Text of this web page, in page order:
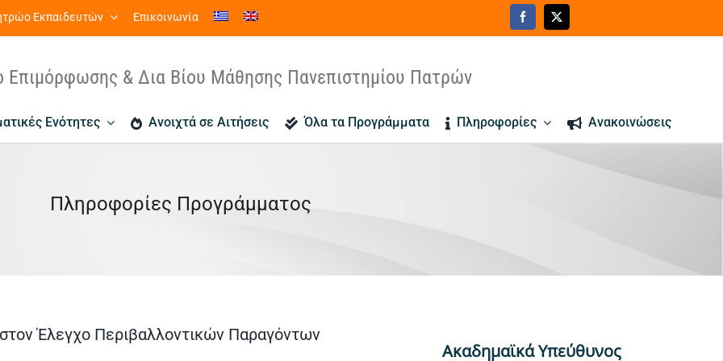
Εκπαιδευτών Επικοινωνία
Επιμόρφωσης & Δια Βίου Μάθησης Πανεπιστημίου Πατρών
Ενότητες Ανοιχτά σε Αιτήσεις Όλα τα Προγράμματα Πληροφορίες Ανακοινώσεις
Πληροφορίες Προγράμματος
Έλεγχο Περιβαλλοντικών Παραγόντων
Ακαδημαϊκά Υπεύθυνος